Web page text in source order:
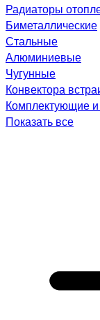
Радиаторы
Биметаллические
Стальные
Алюминиевые
Чугунные
Конвектора
Комплектующие
Показать все